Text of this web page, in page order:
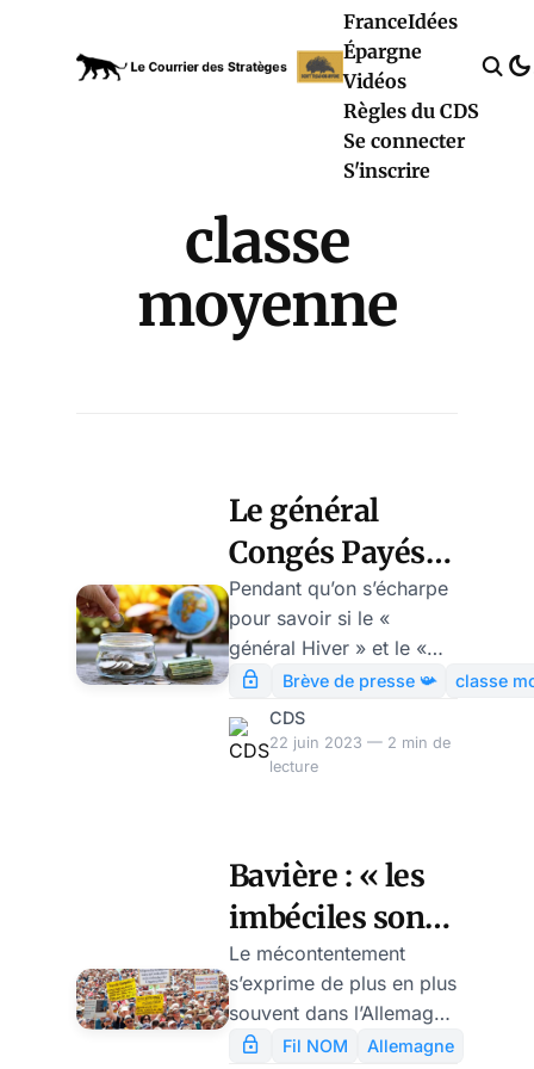
FranceIdées
Épargne
Vidéos
Règles du CDS
Se connecter
S'inscrire
classe
moyenne
Le général
Congés Payés
sauvera-t-il la
mise de Macron
? par Modeste
Schwartz
Pendant qu’on s’écharpe
pour savoir si le «
général Hiver » et le «
colonel Dégel » roulent
pour Poutine et/ou
Zelenski, la Macronie,
elle, compte bien sur les
du viol sadique en
réunion (« réforme des
retraites ») de ce
printemps.
Brève de presse 📯
classe
CDS
22 juin 2023 — 2 min de
lecture
Bavière : « les
imbéciles sont
à Berlin ! », par
Ulrike Reisner
Le mécontentement
s’exprime de plus en plus
souvent dans l’Allemagne
d’habitude si sage. En
Fil NOM
Allemagne